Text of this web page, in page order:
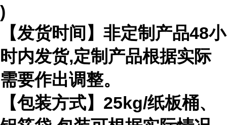
)
【发货时间】非定制产品48小
时内发货,定制产品根据实际
需要作出调整。
【包装方式】 25kg/纸板桶、